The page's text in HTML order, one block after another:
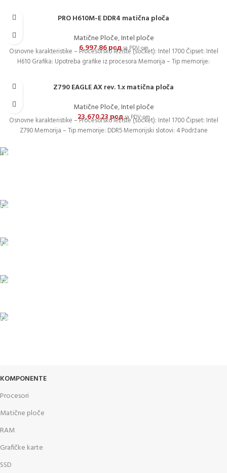
PRO H610M-E DDR4 matična ploča
Matične Ploče,Intel ploče
6,997.86рсдsa PDV-om
Osnovne karakteristike – Procesorsko ležište (socket): Intel 1700 Čipset: Intel
H610 Grafika: Upotreba grafike iz procesora Memorija – Tip memorije:
Z790 EAGLE AX rev. 1.x matična ploča
Matične Ploče,Intel ploče
23,670.23рсдsa PDV-om
Osnovne karakteristike – Procesorsko ležište (socket): Intel 1700 Čipset: Intel
Z790 Memorija – Tip memorije: DDR5 Memorijski slotovi: 4 Podržane
KOMPONENTE
Procesori
Matične ploče
RAM
Grafičke karte
SSD